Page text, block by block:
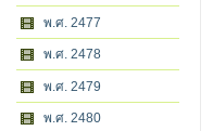
พ.ศ. 2477
พ.ศ. 2478
พ.ศ. 2479
พ.ศ. 2480